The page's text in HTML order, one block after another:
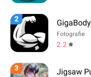
2
Fotografie
2.2
3 Jigsaw